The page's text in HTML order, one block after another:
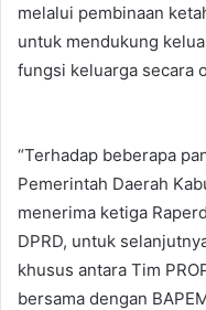
melalui pembinaan
untuk mendukung
fungsi keluarga secara
“Terhadap beberapa
Pemerintah Daerah
menerima ketiga
DPRD, untuk
khusus antara Tim
bersama dengan